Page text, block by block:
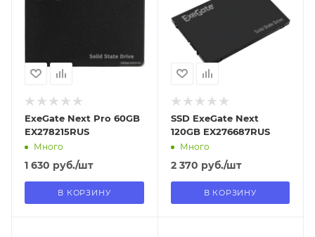
ExeGate Next Pro 60GB
EX278215RUS
Много
1 630 руб./шт
В КОРЗИНУ
В наличии в пункте
самовывоза
Нет
SSD ExeGate Next
120GB EX276687RUS
Много
2 370 руб./шт
В КОРЗИНУ